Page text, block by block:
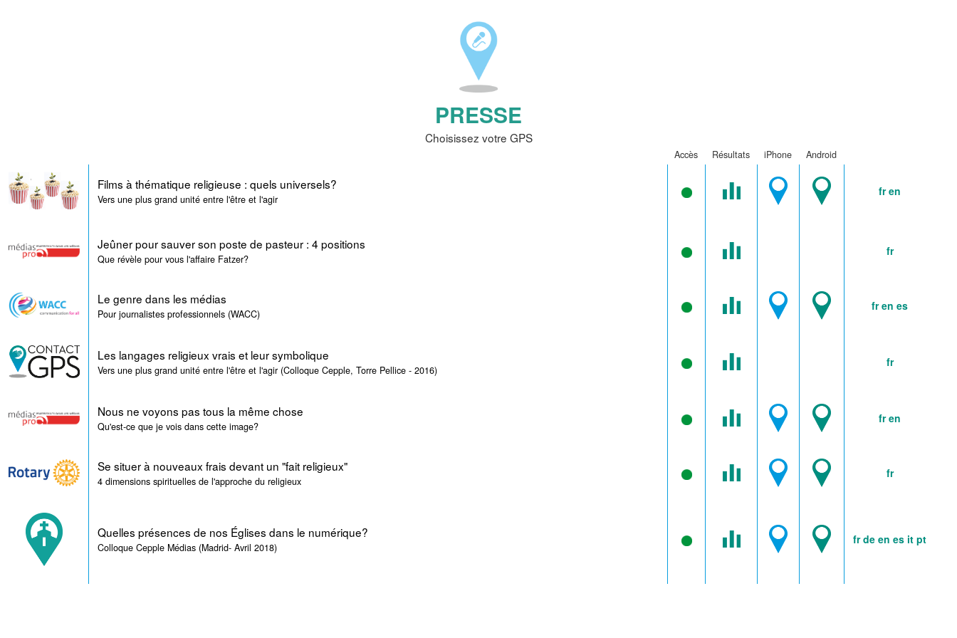
PRESSE
Choisissez votre GPS
Accès Résultats iPhone Android
Films à thématique religieuse : quels universels?
Vers une plus grand unité entre l'être et l'agir
fr en
Jeûner pour sauver son poste de pasteur : 4 positions
Que révèle pour vous l'affaire Fatzer?
fr
Le genre dans les médias
Pour journalistes professionnels (WACC)
fr en es
Les langages religieux vrais et leur symbolique
Vers une plus grand unité entre l'être et l'agir (Colloque Cepple, Torre Pellice - 2016)
fr
Nous ne voyons pas tous la même chose
Qu'est-ce que je vois dans cette image?
fr en
Se situer à nouveaux frais devant un "fait religieux"
4 dimensions spirituelles de l'approche du religieux
fr
Quelles présences de nos Églises dans le numérique?
Colloque Cepple Médias (Madrid- Avril 2018)
fr de en es it pt